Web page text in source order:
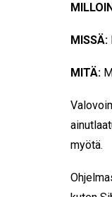
MISSÄ:
MITÄ:
myötä.